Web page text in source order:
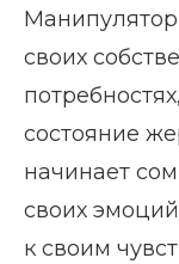
своих
состояние
начинает
своих
к своим